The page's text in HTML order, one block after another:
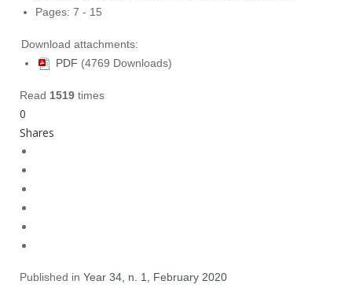
Pages: 7 - 15
Download attachments:
PDF (4769 Downloads)
Read 1519 times
0
Shares
Published in Year 34, n. 1, February 2020